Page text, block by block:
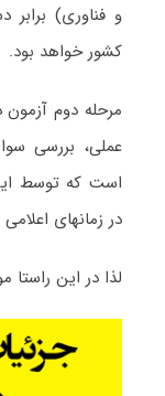
و فناوری)
کشور خواهد بود.
عملی، بررسی
است که توسط
در زمانهای
لذا در این راستا